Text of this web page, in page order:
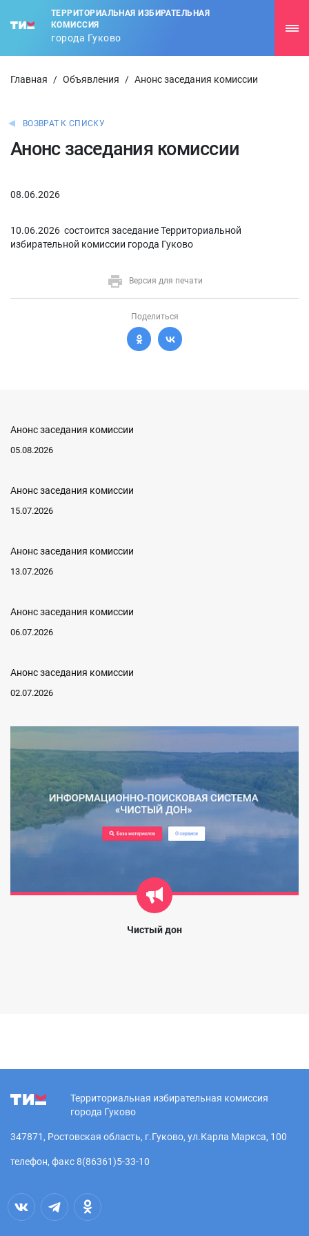
ТЕРРИТОРИАЛЬНАЯ ИЗБИРАТЕЛЬНАЯ
КОМИССИЯ
города Гуково
Главная / Объявления / Анонс заседания комиссии
ВОЗВРАТ К СПИСКУ
Анонс заседания комиссии
08.06.2026
10.06.2026 состоится заседание Территориальной
избирательной комиссии города Гуково
Версия для печати
Поделиться
Анонс заседания комиссии
05.08.2026
Анонс заседания комиссии
15.07.2026
Анонс заседания комиссии
13.07.2026
Анонс заседания комиссии
06.07.2026
Анонс заседания комиссии
02.07.2026
Чистый дон
Территориальная избирательная комиссия
города Гуково
347871, Ростовская область, г.Гуково, ул.Карла Маркса, 100
телефон, факс 8(86361)5-33-10